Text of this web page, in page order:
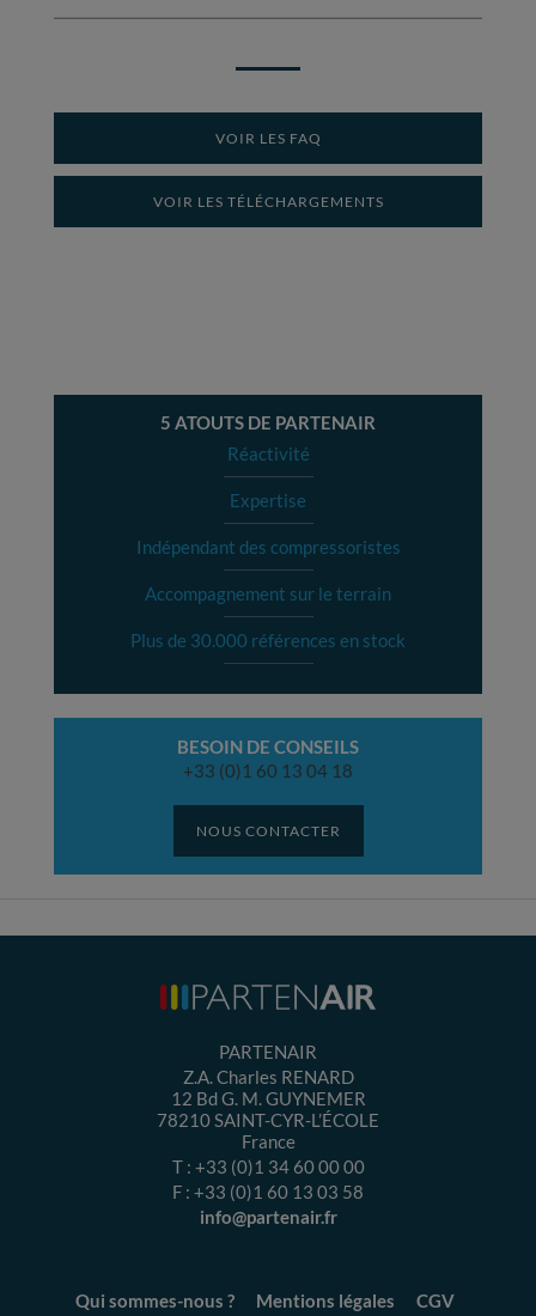
VOIR LES FAQ
VOIR LES TÉLÉCHARGEMENTS
5 ATOUTS DE PARTENAIR
Réactivité
Expertise
Indépendant des compressoristes
Accompagnement sur le terrain
Plus de 30.000 références en stock
BESOIN DE CONSEILS
+33 (0)1 60 13 04 18
NOUS CONTACTER
PARTENAIR
Z.A. Charles RENARD
12 Bd G. M. GUYNEMER
78210SAINT-CYR-L’ÉCOLE
France
T : +33 (0)1 34 60 00 00
F : +33 (0)1 60 13 03 58
info@partenair.fr
Qui sommes-nous ? Mentions légales
CGV